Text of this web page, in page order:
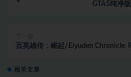
GTA5纯净
百英雄传：崛起/Eiyuden Chronicle:
相关文章